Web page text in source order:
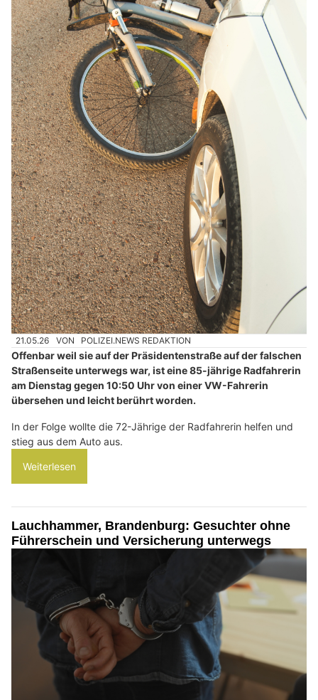
21.05.26 VON POLIZEI.NEWS REDAKTION
Offenbar weil sie auf der Präsidentenstraße auf der falschen
Straßenseite unterwegs war, ist eine 85-jährige Radfahrerin
am Dienstag gegen 10:50 Uhr von einer VW-Fahrerin
übersehen und leicht berührt worden.
In der Folge wollte die 72-Jährige der Radfahrerin helfen und
stieg aus dem Auto aus.
Weiterlesen
Lauchhammer, Brandenburg: Gesuchter ohne
Führerschein und Versicherung unterwegs